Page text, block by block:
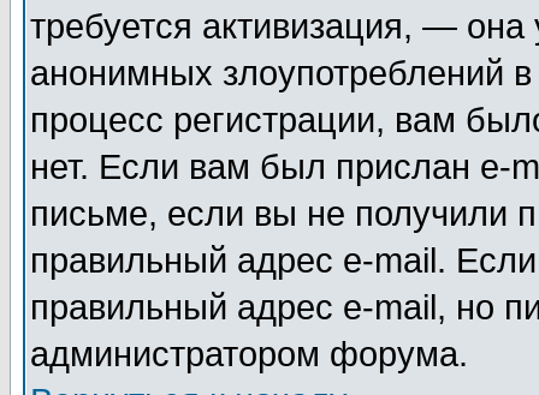
требуется активизация, —
анонимных злоупотреблений
процесс регистрации, вам
нет. Если вам был прислан e-
письме, если вы не получили
правильный адрес e-mail.
правильный адрес e-mail, но
администратором форума.